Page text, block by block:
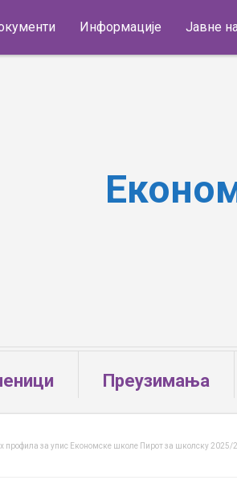
Информације Јавне
Преузимања
профила за упис Економске школе Пирот за школску 2025/